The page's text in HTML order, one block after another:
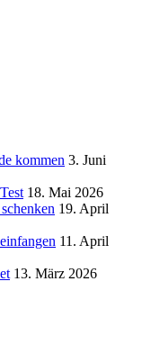
kommen 3. Juni
18. Mai 2026
19. April
11. April
13. März 2026